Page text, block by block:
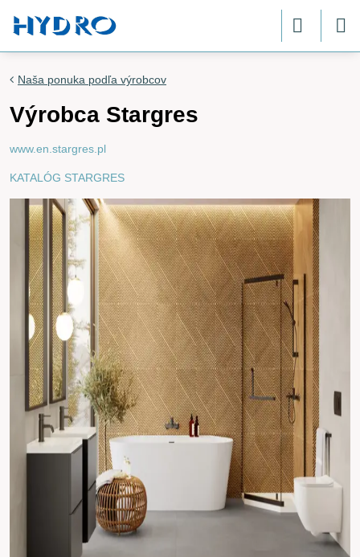
Naša ponuka podľa výrobcov
Výrobca Stargres
www.en.stargres.pl
KATALÓG STARGRES